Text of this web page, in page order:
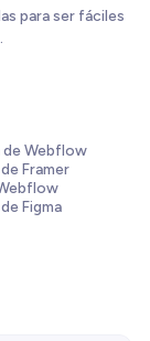
para ser fáciles
de Webflow
Framer
Figma